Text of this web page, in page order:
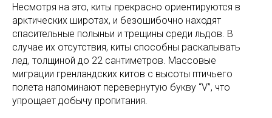
Несмотря на это, киты прекрасно ориентируются в
арктических широтах, и безошибочно находят
спасительные полыньи и трещины среди льдов. В
случае их отсутствия, киты способны раскалывать
лед, толщиной до 22 сантиметров. Массовые
миграции гренландских китов с высоты птичьего
полета напоминают перевернутую букву “V”, что
упрощает добычу пропитания.